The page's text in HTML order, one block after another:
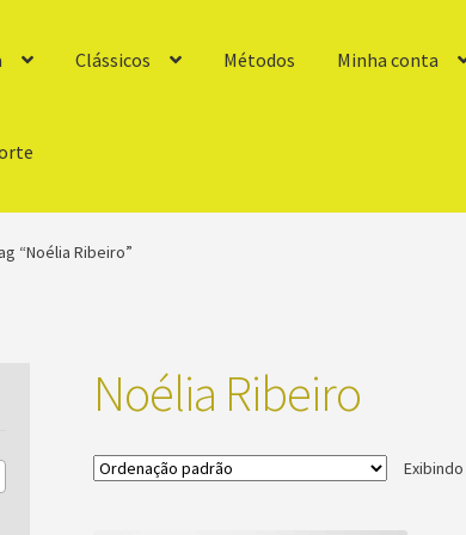
Clássicos Métodos Minha conta
“Noélia Ribeiro”
Noélia Ribeiro